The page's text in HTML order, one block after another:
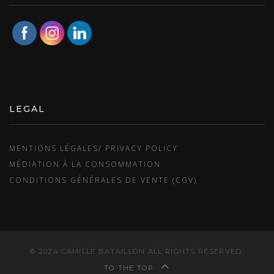
LEGAL
MENTIONS LÉGALES/ PRIVACY POLICY
MÉDIATION À LA CONSOMMATION
CONDITIONS GÉNÉRALES DE VENTE (CGV)
© 2024 CAMILLE BATAILLON ALL RIGHTS RESERVED.
TO THE TOP